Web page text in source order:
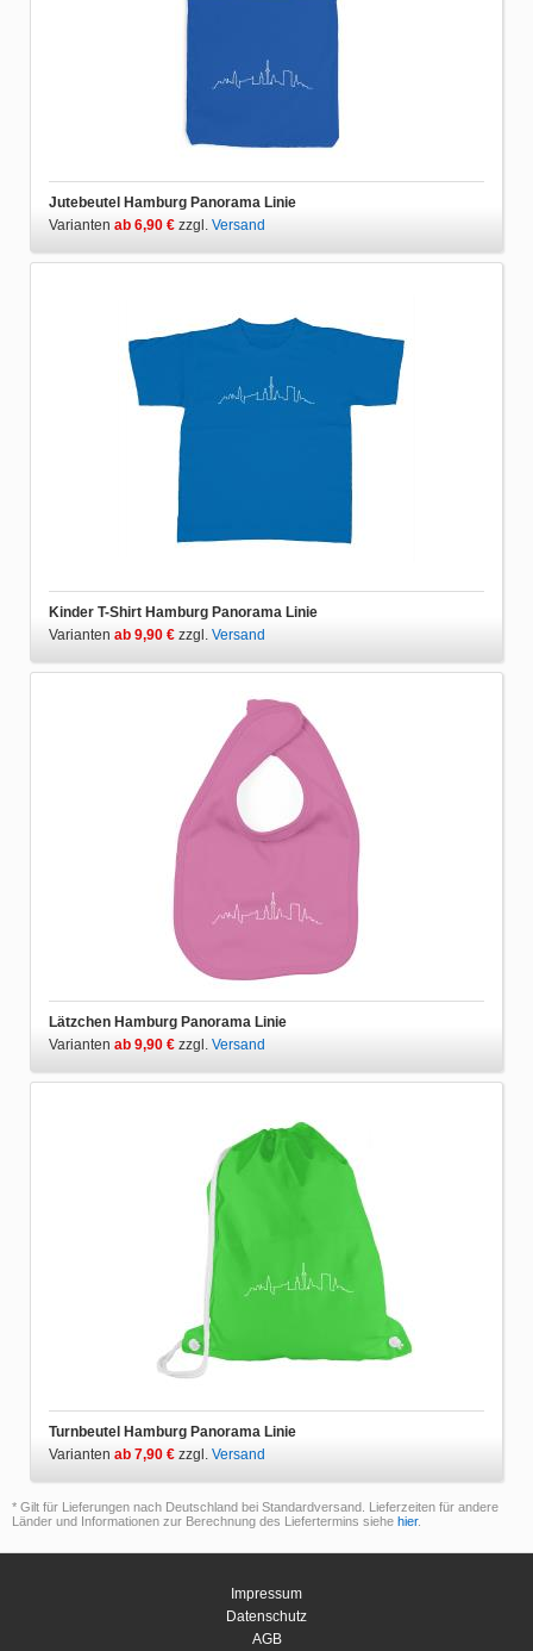
Jutebeutel Hamburg Panorama Linie
Varianten ab 6,90 € zzgl. Versand
Kinder T-Shirt Hamburg Panorama Linie
Varianten ab 9,90 € zzgl. Versand
Lätzchen Hamburg Panorama Linie
Varianten ab 9,90 € zzgl. Versand
Turnbeutel Hamburg Panorama Linie
Varianten ab 7,90 € zzgl. Versand
* Gilt für Lieferungen nach Deutschland bei Standardversand. Lieferzeiten für andere
Länder und Informationen zur Berechnung des Liefertermins siehe hier.
Impressum
Datenschutz
AGB